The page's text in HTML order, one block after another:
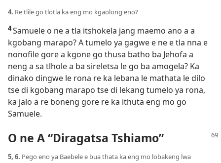
4. Re tlile go tlotla ka eng mo kgaolong eno?
4Samuele o ne a tla itshokela jang maemo ano a a
kgobang marapo? A tumelo ya gagwe e ne e tla nna e
nonofile gore a kgone go thusa batho ba Jehofa a
neng a sa tlhole a ba sireletsa le go ba amogela? Ka
dinako dingwe le rona re ka lebana le mathata le dilo
tse di kgobang marapo tse di lekang tumelo ya rona,
ka jalo a re boneng gore re ka ithuta eng mo go
Samuele.
O ne A “Diragatsa Tshiamo”
5, 6. Pego eno ya Baebele e bua thata ka eng mo lobakeng lwa